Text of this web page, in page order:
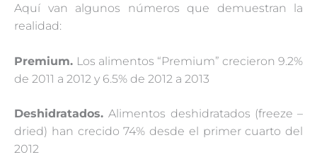
Aquí van algunos números que demuestran la
realidad:
Premium. Los alimentos “Premium” crecieron 9.2%
de 2011 a 2012 y 6.5% de 2012 a 2013
Deshidratados.Alimentos deshidratados (freeze –
dried) han crecido 74% desde el primer cuarto del
2012